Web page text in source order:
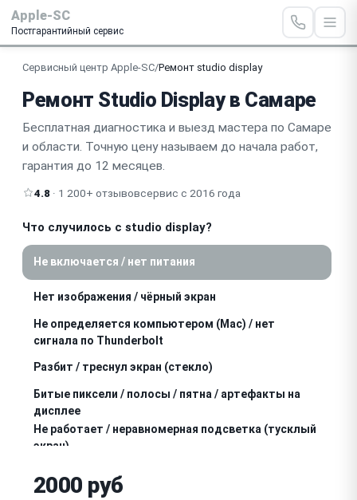
Apple-SC
Постгарантийный сервис
Сервисный центр Apple-SC/Ремонт studio display
Ремонт Studio Display в Самаре
Бесплатная диагностика и выезд мастера по Самаре
и области. Точную цену называем до начала работ,
гарантия до 12 месяцев.
4.8 · 1 200+ отзывовсервис с 2016 года
Что случилось с studio display?
Не включается / нет питания
Нет изображения / чёрный экран
Не определяется компьютером (Mac) / нет
сигнала по Thunderbolt
Разбит / треснул экран (стекло)
Битые пиксели / полосы / пятна / артефакты на
дисплее
Не работает / неравномерная подсветка (тусклый
экран)
2000 руб